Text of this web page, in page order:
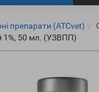
препарати (ATCvet)
1%, 50 мл. (УЗВПП)